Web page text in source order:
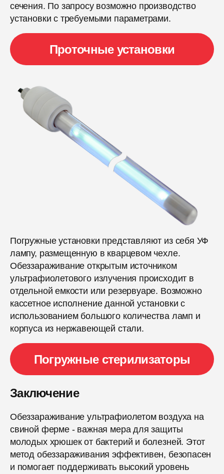
сечения. По запросу возможно производство
установки с требуемыми параметрами.
Проточные установки
Погружные установки представляют из себя УФ
лампу, размещенную в кварцевом чехле.
Обеззараживание открытым источником
ультрафиолетового излучения происходит в
отдельной емкости или резервуаре. Возможно
кассетное исполнение данной установки с
использованием большого количества ламп и
корпуса из нержавеющей стали.
Погружные стерилизаторы
Заключение
Обеззараживание ультрафиолетом воздуха на
свиной ферме - важная мера для защиты
молодых хрюшек от бактерий и болезней. Этот
метод обеззараживания эффективен, безопасен
и помогает поддерживать высокий уровень